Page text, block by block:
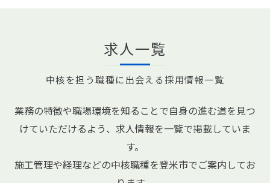
中核を担う職種に出会える採用情報一覧
求人一覧
業務の特徴や職場環境を知ることで自身の進む道を見つ
けていただけるよう、求人情報を一覧で掲載していま
す。
施工管理や経理などの中核職種を登米市でご案内してお